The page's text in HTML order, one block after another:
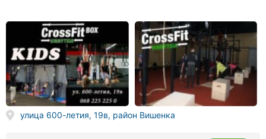
улица 600-летия, 19в, район Вишенка